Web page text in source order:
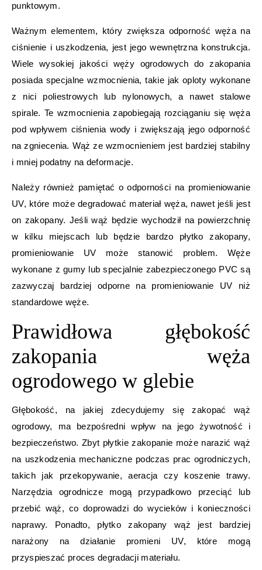
punktowym.
Ważnym elementem, który zwiększa odporność węża na
ciśnienie i uszkodzenia, jest jego wewnętrzna konstrukcja.
Wiele wysokiej jakości węży ogrodowych do zakopania
posiada specjalne wzmocnienia, takie jak oploty wykonane
z nici poliestrowych lub nylonowych, a nawet stalowe
spirale. Te wzmocnienia zapobiegają rozciąganiu się węża
pod wpływem ciśnienia wody i zwiększają jego odporność
na zgniecenia. Wąż ze wzmocnieniem jest bardziej stabilny
i mniej podatny na deformacje.
Należy również pamiętać o odporności na promieniowanie
UV, które może degradować materiał węża, nawet jeśli jest
on zakopany. Jeśli wąż będzie wychodził na powierzchnię
w kilku miejscach lub będzie bardzo płytko zakopany,
promieniowanie UV może stanowić problem. Węże
wykonane z gumy lub specjalnie zabezpieczonego PVC są
zazwyczaj bardziej odporne na promieniowanie UV niż
standardowe węże.
Prawidłowa głębokość
zakopania węża
ogrodowego w glebie
Głębokość, na jakiej zdecydujemy się zakopać wąż
ogrodowy, ma bezpośredni wpływ na jego żywotność i
bezpieczeństwo. Zbyt płytkie zakopanie może narazić wąż
na uszkodzenia mechaniczne podczas prac ogrodniczych,
takich jak przekopywanie, aeracja czy koszenie trawy.
Narzędzia ogrodnicze mogą przypadkowo przeciąć lub
przebić wąż, co doprowadzi do wycieków i konieczności
naprawy. Ponadto, płytko zakopany wąż jest bardziej
narażony na działanie promieni UV, które mogą
przyspieszać proces degradacji materiału.